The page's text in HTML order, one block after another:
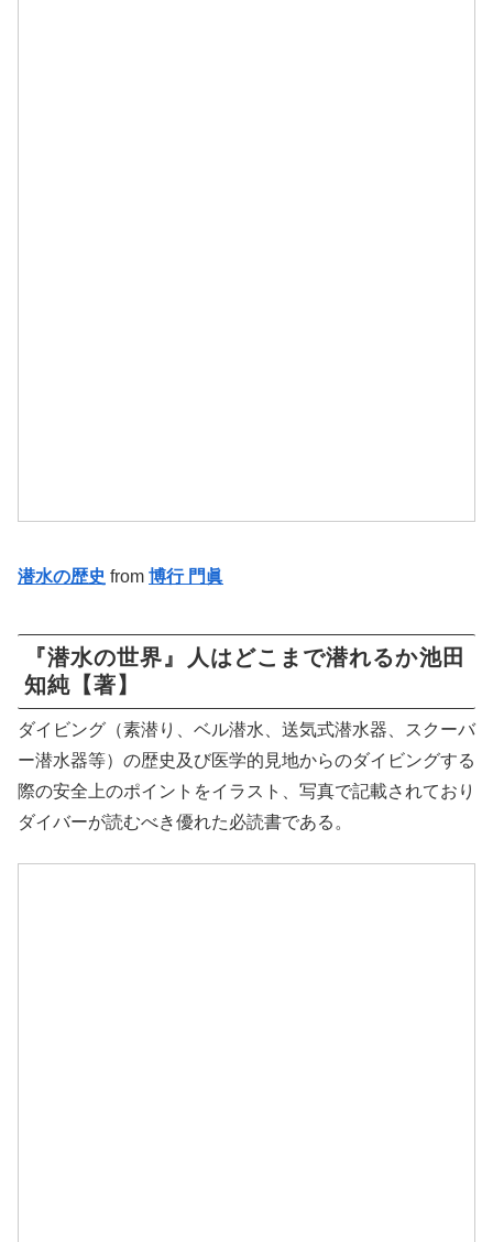
潜水の歴史 from 博行 門眞
『潜水の世界』 人はどこまで潜れるか 池田
知純【著】
ダイビング（素潜り、ベル潜水、送気式潜水器、スクーバ
ー潜水器等）の歴史及び医学的見地からのダイビングする
際の安全上のポイントをイラスト、写真で記載されており
ダイバーが読むべき優れた必読書である。